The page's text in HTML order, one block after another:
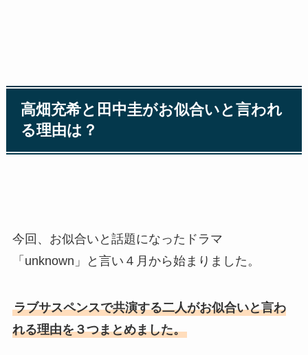
高畑充希と田中圭がお似合いと言われ
る理由は？
今回、お似合いと話題になったドラマ
「unknown」と言い４月から始まりました。
ラブサスペンスで共演する二人がお似合いと言わ
れる理由を３つまとめました。